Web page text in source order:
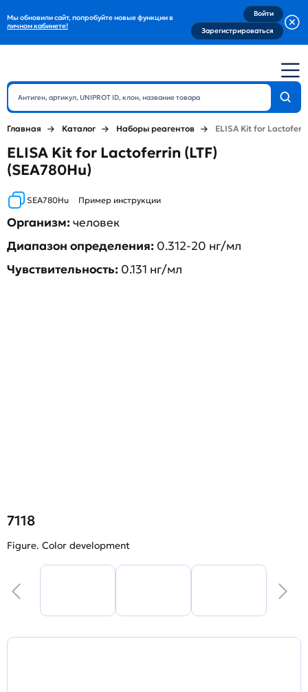
Мы обновили сайт, попробуйте новые функции в
личном кабинете!
Войти
Зарегистрироваться
Главная Каталог Наборы реагентов ELISA Kit for
ELISA Kit for Lactoferrin (LTF)
(SEA780Hu)
SEA780Hu Пример инструкции
Организм:человек
Диапазон определения: 0.312-20 нг/мл
Чувствительность: 0.131 нг/мл
7118
Figure. Color development